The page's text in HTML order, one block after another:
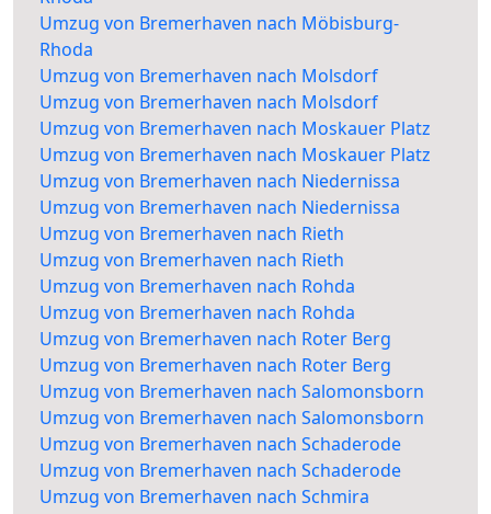
Umzug von Bremerhaven nach Möbisburg-
Rhoda
Umzug von Bremerhaven nach Molsdorf
Umzug von Bremerhaven nach Molsdorf
Umzug von Bremerhaven nach Moskauer Platz
Umzug von Bremerhaven nach Moskauer Platz
Umzug von Bremerhaven nach Niedernissa
Umzug von Bremerhaven nach Niedernissa
Umzug von Bremerhaven nach Rieth
Umzug von Bremerhaven nach Rieth
Umzug von Bremerhaven nach Rohda
Umzug von Bremerhaven nach Rohda
Umzug von Bremerhaven nach Roter Berg
Umzug von Bremerhaven nach Roter Berg
Umzug von Bremerhaven nach Salomonsborn
Umzug von Bremerhaven nach Salomonsborn
Umzug von Bremerhaven nach Schaderode
Umzug von Bremerhaven nach Schaderode
Umzug von Bremerhaven nach Schmira